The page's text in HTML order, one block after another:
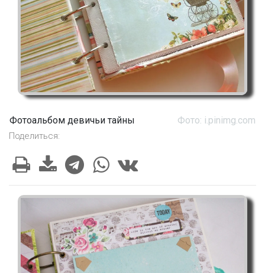
Фотоальбом девичьи тайны Фото: i.pinimg.com
Поделиться: